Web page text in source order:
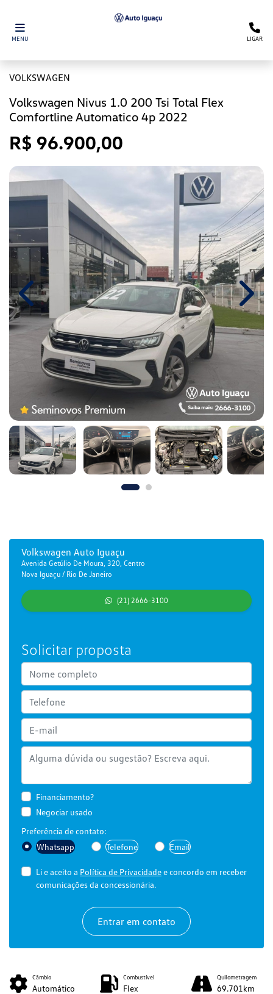
MENU LIGAR
VOLKSWAGEN
Volkswagen Nivus 1.0 200 Tsi Total Flex
Comfortline Automatico 4p 2022
R$ 96.900,00
Previous Next
Volkswagen Auto Iguaçu
Avenida Getúlio De Moura, 320, Centro
Nova Iguaçu / Rio De Janeiro
(21) 2666-3100
Solicitar proposta
Financiamento?
Negociar usado
Preferência de contato:
Whatsapp
Telefone Email
Li e aceito a Política de Privacidadee concordo em receber
comunicações da concessionária.
Entrar em contato
Câmbio
Automático
Combustível
Flex
Quilometragem
69.701km